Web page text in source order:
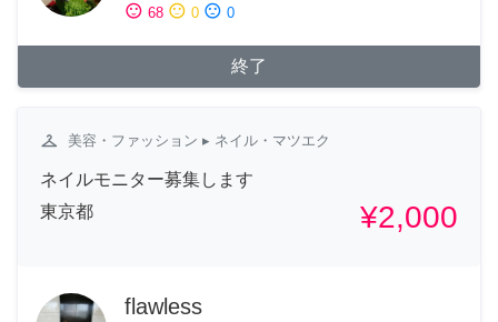
sentiment_satisfied 68 sentiment_neutral 0 sentiment_dissatisfied 0
終了
checkroom 美容・ファッション ▸ ネイル・マツエク
ネイルモニター募集します
東京都
¥2,000
flawless